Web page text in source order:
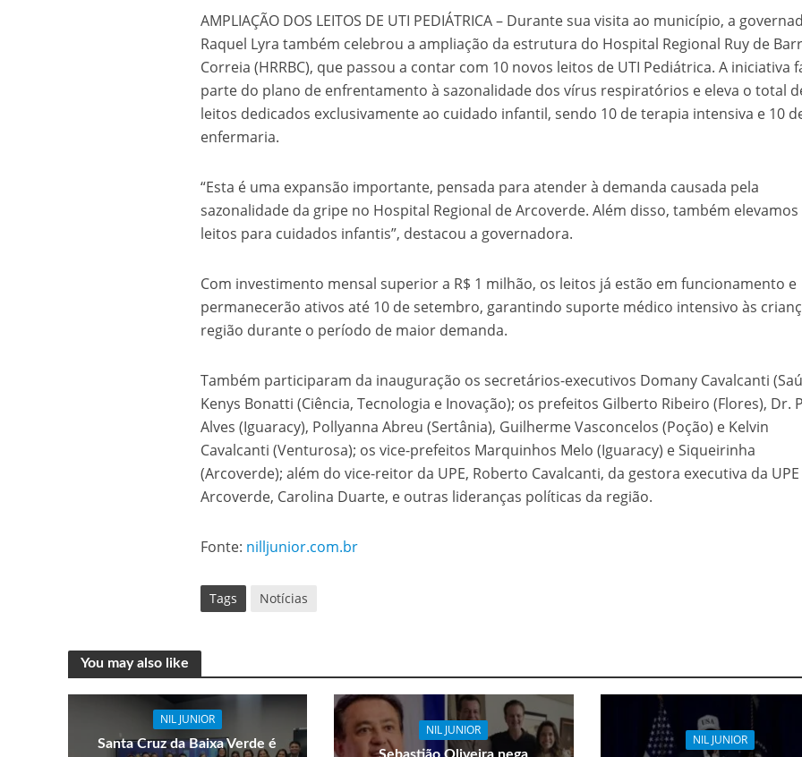
AMPLIAÇÃO DOS LEITOS DE UTI PEDIÁTRICA – Durante sua visita ao município, a
Raquel Lyra também celebrou a ampliação da estrutura do Hospital Regional Ruy de
Correia (HRRBC), que passou a contar com 10 novos leitos de UTI Pediátrica. A iniciativa
parte do plano de enfrentamento à sazonalidade dos vírus respiratórios e eleva o total
leitos dedicados exclusivamente ao cuidado infantil, sendo 10 de terapia intensiva e 10
enfermaria.
“Esta é uma expansão importante, pensada para atender à demanda causada pela
sazonalidade da gripe no Hospital Regional de Arcoverde. Além disso, também elevamos
leitos para cuidados infantis”, destacou a governadora.
Com investimento mensal superior a R$ 1 milhão, os leitos já estão em funcionamento e
permanecerão ativos até 10 de setembro, garantindo suporte médico intensivo às
região durante o período de maior demanda.
Também participaram da inauguração os secretários-executivos Domany Cavalcanti
Kenys Bonatti (Ciência, Tecnologia e Inovação); os prefeitos Gilberto Ribeiro (Flores), Dr.
Alves (Iguaracy), Pollyanna Abreu (Sertânia), Guilherme Vasconcelos (Poção) e Kelvin
Cavalcanti (Venturosa); os vice-prefeitos Marquinhos Melo (Iguaracy) e Siqueirinha
(Arcoverde); além do vice-reitor da UPE, Roberto Cavalcanti, da gestora executiva da
Arcoverde, Carolina Duarte, e outras lideranças políticas da região.
Fonte: nilljunior.com.br
Tags Notícias
You may also like
NIL JUNIOR
Santa Cruz da Baixa Verde é
NIL JUNIOR
NIL JUNIOR